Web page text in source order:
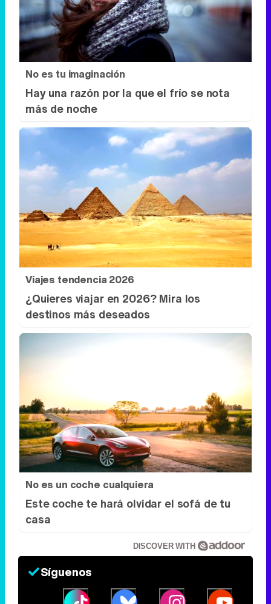
No es tu imaginación
Hay una razón por la que el frío se nota
más de noche
Viajes tendencia 2026
¿Quieres viajar en 2026? Mira los
destinos más deseados
No es un coche cualquiera
Este coche te hará olvidar el sofá de tu
casa
DISCOVER WITH
Síguenos
34k 1k 6,4k 258k